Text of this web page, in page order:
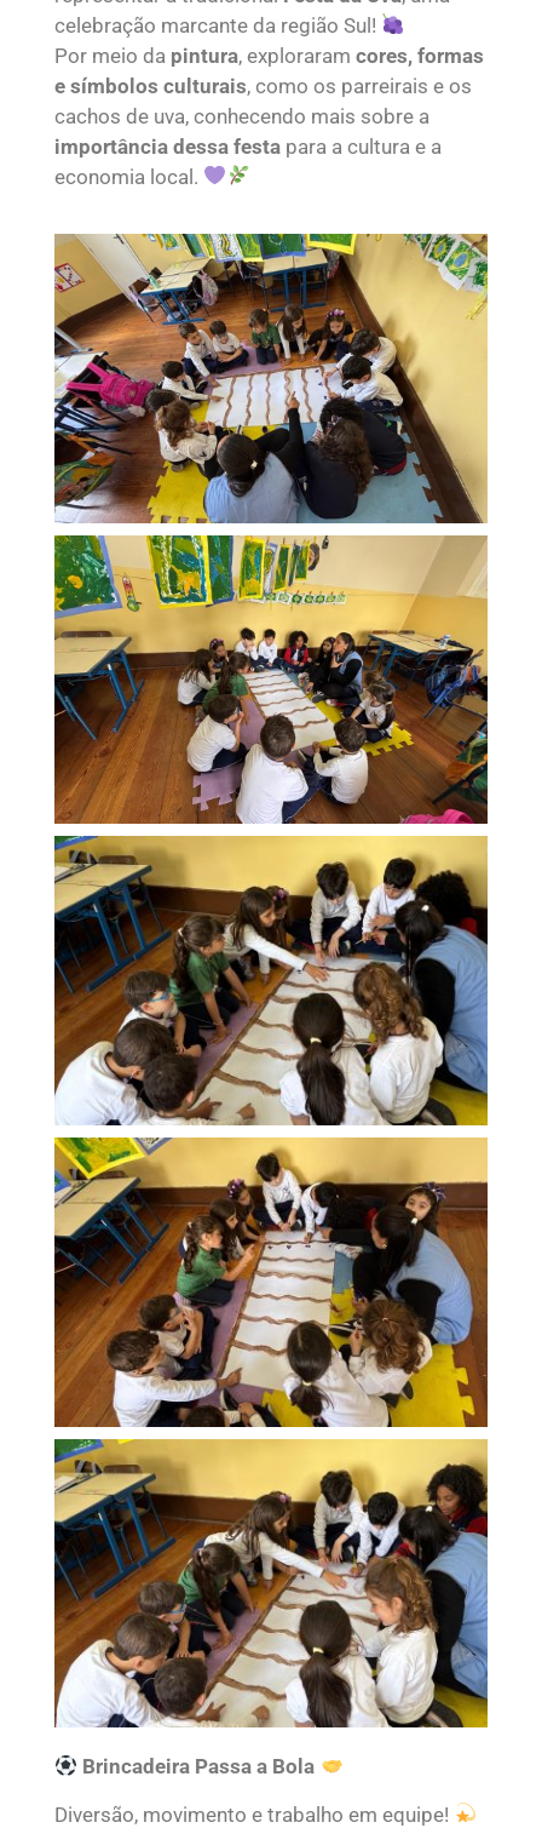
celebração marcante da região Sul!
Por meio da pintura, exploraram cores, formas
e símbolos culturais, como os parreirais e os
cachos de uva, conhecendo mais sobre a
importância dessa festa para a cultura e a
economia local.
Brincadeira Passa a Bola
Diversão, movimento e trabalho em equipe!